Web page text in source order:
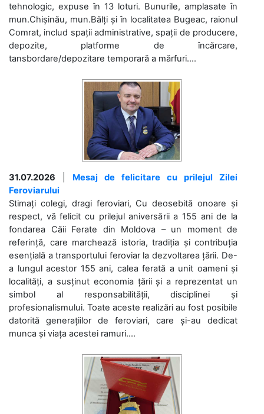
tehnologic, expuse în 13 loturi. Bunurile, amplasate în
mun.Chișinău, mun.Bălți și în localitatea Bugeac, raionul
Comrat, includ spații administrative, spații de producere,
depozite, platforme de încărcare,
tansbordare/depozitare temporară a mărfuri....
31.07.2026
Mesaj de felicitare cu prilejul Zilei
Feroviarului
Stimați colegi, dragi feroviari, Cu deosebită onoare și
respect, vă felicit cu prilejul aniversării a 155 ani de la
fondarea Căii Ferate din Moldova – un moment de
referință, care marchează istoria, tradiția și contribuția
esențială a transportului feroviar la dezvoltarea țării. De-
a lungul acestor 155 ani, calea ferată a unit oameni și
localități, a susținut economia țării și a reprezentat un
simbol al responsabilității, disciplinei și
profesionalismului. Toate aceste realizări au fost posibile
datorită generațiilor de feroviari, care și-au dedicat
munca și viața acestei ramuri....